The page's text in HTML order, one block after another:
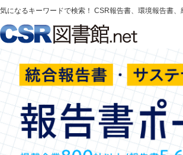
気になるキーワードで検索！ CSR報告書、環境報告書、